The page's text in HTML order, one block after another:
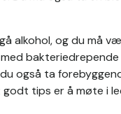
alkohol, og du må
også ta
tips er å møte i